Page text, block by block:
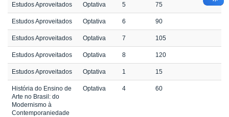
Estudos Aproveitados Optativa 5 75
Estudos Aproveitados Optativa 6 90
Estudos Aproveitados Optativa 7 105
Estudos Aproveitados Optativa 8 120
Estudos Aproveitados Optativa 1 15
História do Ensino de
Arte no Brasil: do
Modernismo à
Contemporaniedade
Optativa 4 60